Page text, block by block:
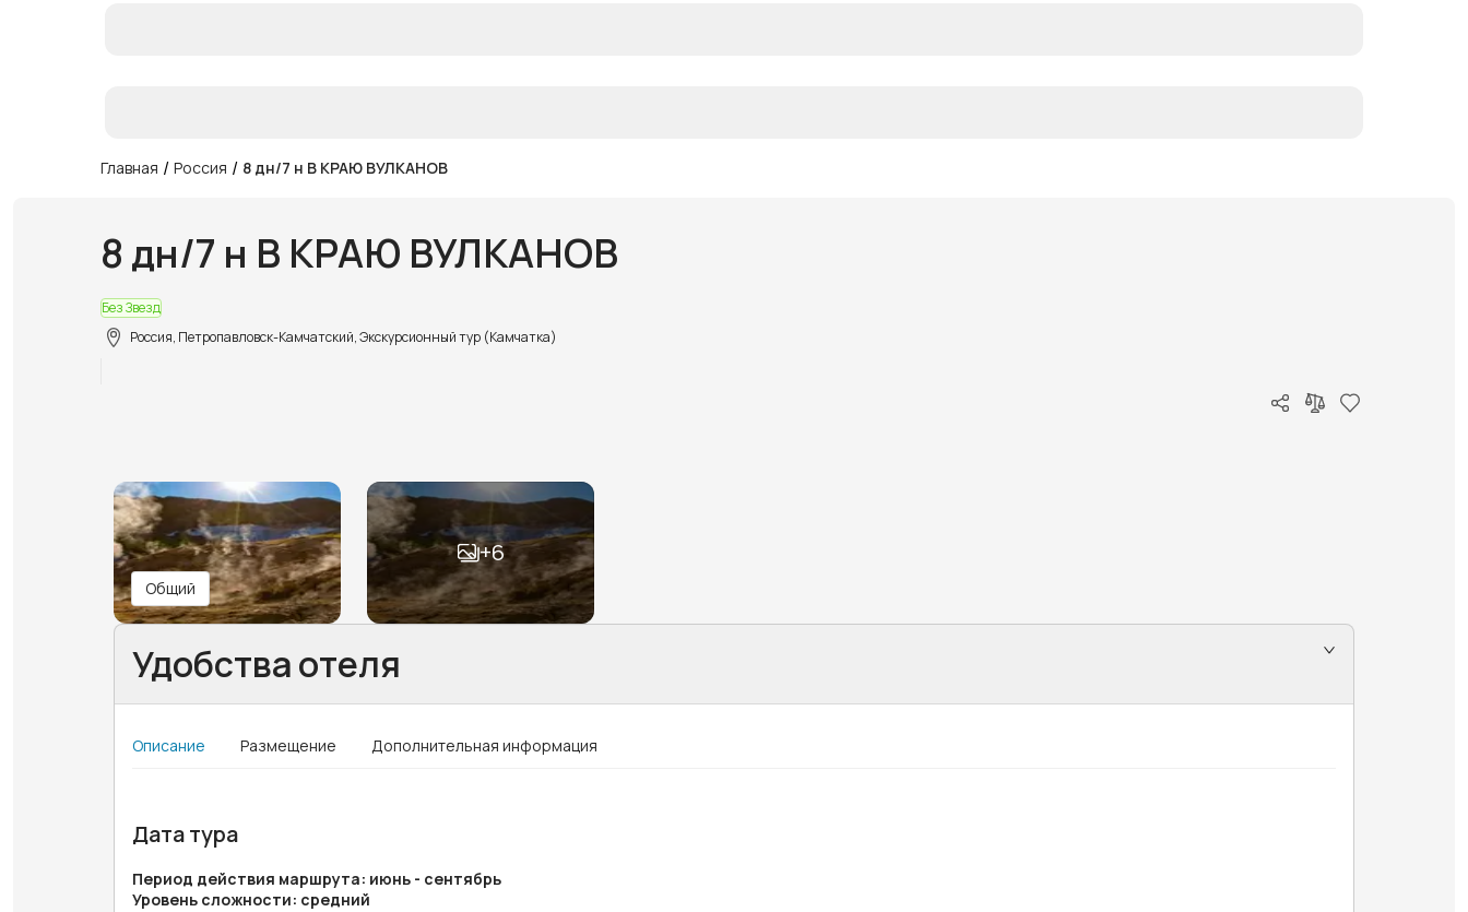
Главная / Россия / 8 дн/7 н В КРАЮ ВУЛКАНОВ
8 дн/7 н В КРАЮ ВУЛКАНОВ
Без Звезд
Россия, Петропавловск-Камчатский, Экскурсионный тур (Камчатка)
Общий
+6
Удобства отеля
Описание Размещение Дополнительная информация
Дата тура
Период действия маршрута: июнь - сентябрь
Уровень сложности: средний